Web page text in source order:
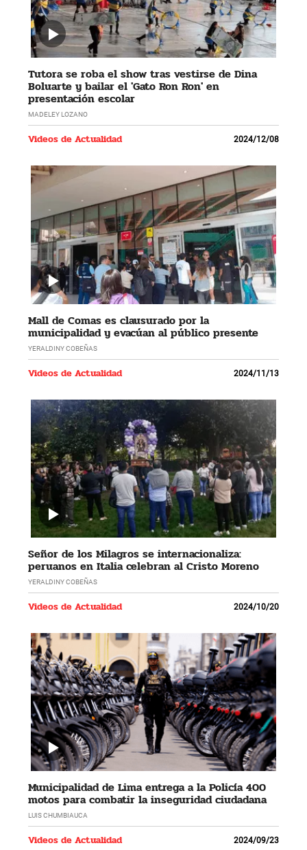
Tutora se roba el show tras vestirse de Dina
Boluarte y bailar el 'Gato Ron Ron' en
presentación escolar
MADELEY LOZANO
Videos de Actualidad 2024/12/08
Mall de Comas es clausurado por la
municipalidad y evacúan al público presente
YERALDINY COBEÑAS
Videos de Actualidad 2024/11/13
Señor de los Milagros se internacionaliza:
peruanos en Italia celebran al Cristo Moreno
YERALDINY COBEÑAS
Videos de Actualidad 2024/10/20
Municipalidad de Lima entrega a la Policía 400
motos para combatir la inseguridad ciudadana
LUIS CHUMBIAUCA
Videos de Actualidad 2024/09/23